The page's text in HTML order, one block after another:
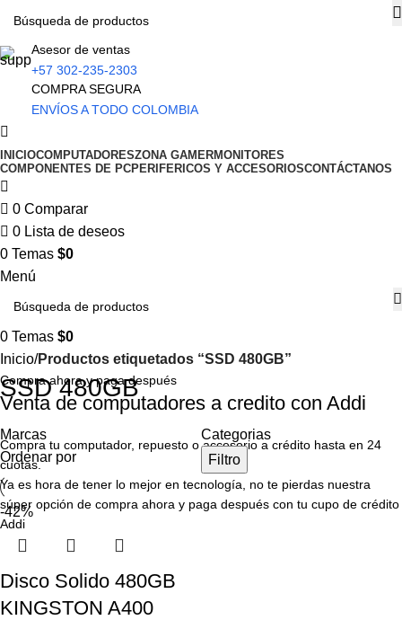
Asesor de ventas
+57 302-235-2303
COMPRA SEGURA
ENVÍOS A TODO COLOMBIA
INICIOCOMPUTADORESZONA GAMERMONITORES
COMPONENTES DE PCPERIFERICOS Y ACCESORIOSCONTÁCTANOS
0 Comparar
0 Lista de deseos
0 Temas $0
Menú
0 Temas $0
Inicio Productos etiquetados “SSD 480GB”
Compra ahora y paga después
Venta de computadores a credito con Addi
Compra tu computador, repuesto o accesorio a crédito hasta en 24
cuotas.
Ya es hora de tener lo mejor en tecnología, no te pierdas nuestra
súper opción de compra ahora y paga después con tu cupo de crédito
Addi
SSD 480GB
Marcas
Categorias
Ordenar por
Filtro
-42%
Disco Solido 480GB
KINGSTON A400